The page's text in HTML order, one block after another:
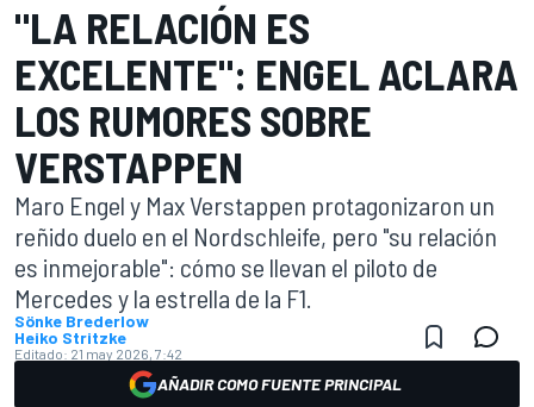
"LA RELACIÓN ES
EXCELENTE": ENGEL ACLARA
LOS RUMORES SOBRE
VERSTAPPEN
Maro Engel y Max Verstappen protagonizaron un
reñido duelo en el Nordschleife, pero "su relación
es inmejorable": cómo se llevan el piloto de
Mercedes y la estrella de la F1.
Sönke Brederlow
Heiko Stritzke
Editado: 21 may 2026, 7:42
AÑADIR COMO FUENTE PRINCIPAL